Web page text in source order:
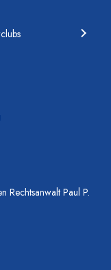
Rechtsanwalt Paul P.